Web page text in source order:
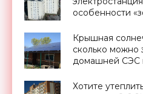
особенности
Крышная
сколько можно
домашней СЭС
Хотите